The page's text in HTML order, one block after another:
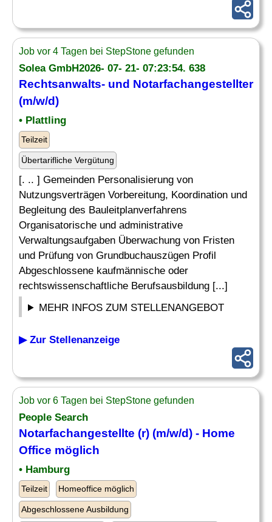
Job vor 4 Tagen bei StepStone gefunden
Solea GmbH2026- 07- 21- 07:23:54. 638
Rechtsanwalts- und Notarfachangestellter
(m/w/d)
• Plattling
Teilzeit
Übertarifliche Vergütung
[. .. ] Gemeinden Personalisierung von
Nutzungsverträgen Vorbereitung, Koordination und
Begleitung des Bauleitplanverfahrens
Organisatorische und administrative
Verwaltungsaufgaben Überwachung von Fristen
und Prüfung von Grundbuchauszügen Profil
Abgeschlossene kaufmännische oder
rechtswissenschaftliche Berufsausbildung [...]
MEHR INFOS ZUM STELLENANGEBOT
▶ Zur Stellenanzeige
Job vor 6 Tagen bei StepStone gefunden
People Search
Notarfachangestellte (r) (m/w/d) - Home
Office möglich
• Hamburg
Teilzeit Homeoffice möglich
Abgeschlossene Ausbildung